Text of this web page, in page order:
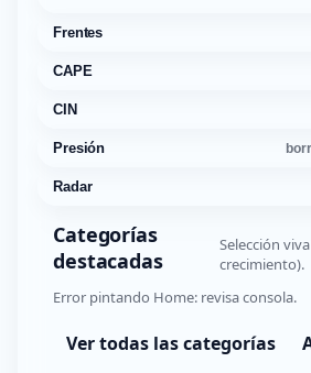
Frentes
CAPE
CIN
Presión
Radar
Categorías
destacadas
Selección
crecimiento).
Error pintando Home: revisa consola.
Ver todas las categorías